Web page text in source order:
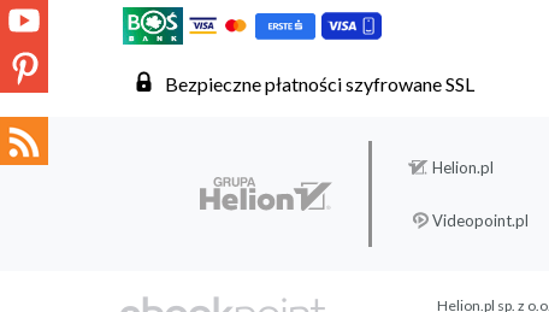
Bezpieczne płatności szyfrowane SSL
Helion.pl
Videopoint.pl
Helion.pl sp. z o.o.